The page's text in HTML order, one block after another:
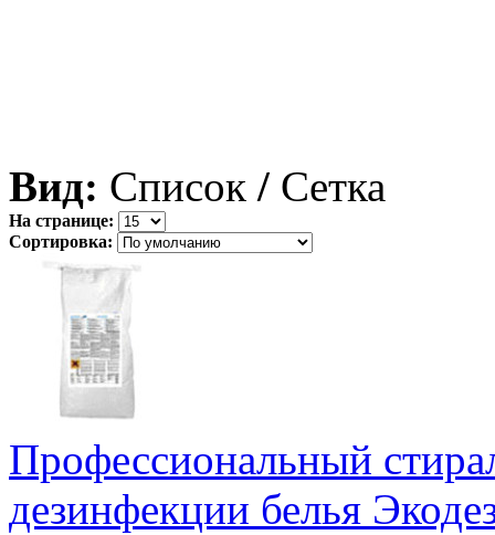
Вид: Список / Сетка
На странице:
Сортировка:
Профессиональный
дезинфекции белья